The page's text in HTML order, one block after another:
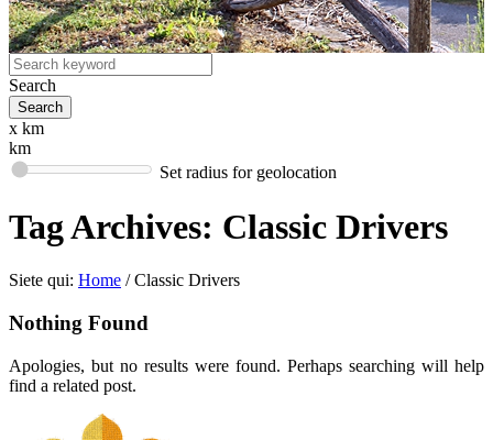
Search
x km
km
Set radius for geolocation
Tag Archives: Classic Drivers
Siete qui: Home / Classic Drivers
Nothing Found
Apologies, but no results were found. Perhaps searching will help
find a related post.